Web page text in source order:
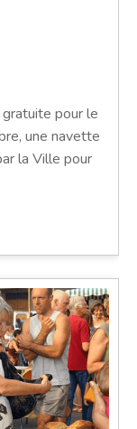
pour le
une navette
la Ville pour